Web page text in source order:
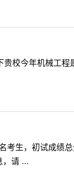
校今年机械工程
生，初试成绩
，请 ...